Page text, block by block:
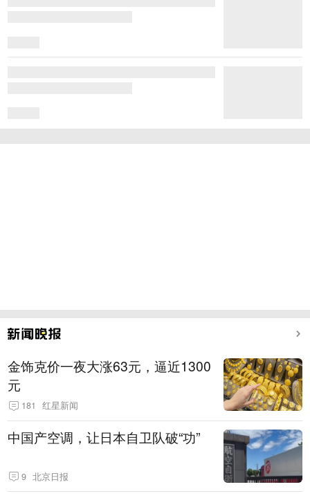
金饰克价一夜大涨63元，逼近1300
元
181 红星新闻
中国产空调，让日本自卫队破“功”
9 北京日报